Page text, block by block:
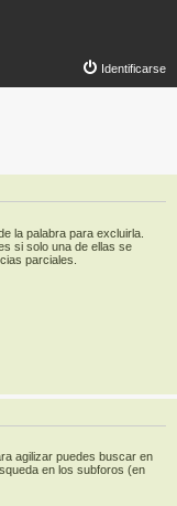
Identificarse
la palabra para excluirla.
si solo una de ellas se
parciales.
agilizar puedes buscar en
en los subforos (en